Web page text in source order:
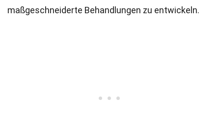
maßgeschneiderte Behandlungen zu entwickeln.